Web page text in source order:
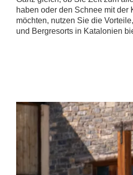
haben oder den Schnee mit der
möchten, nutzen Sie die
und Bergresorts in Katalonien